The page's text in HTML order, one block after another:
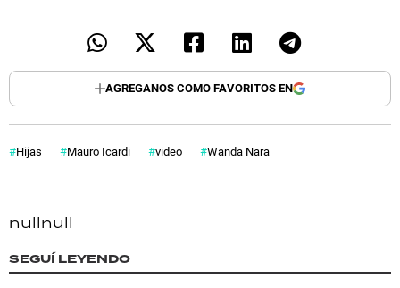
AGREGANOS COMO FAVORITOS EN
Hijas Mauro Icardi video Wanda Nara
nullnull
SEGUÍ LEYENDO